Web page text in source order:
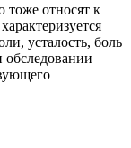
относят к
усталость, боль
обследовании